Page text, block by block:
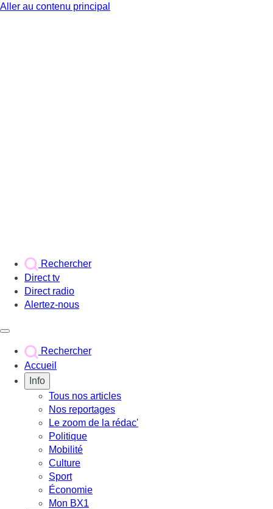
Aller au contenu principal
Rechercher
Direct tv
Direct radio
Alertez-nous
Rechercher
Accueil
Info
Tous nos articles
Nos reportages
Le zoom de la rédac'
Politique
Mobilité
Culture
Sport
Économie
Mon BX1